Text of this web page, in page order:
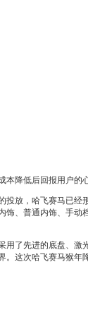
降低后回报用户的心
放，哈飞赛马已经
饰、普通内饰、手动
了先进的底盘、激
。这次哈飞赛马猴